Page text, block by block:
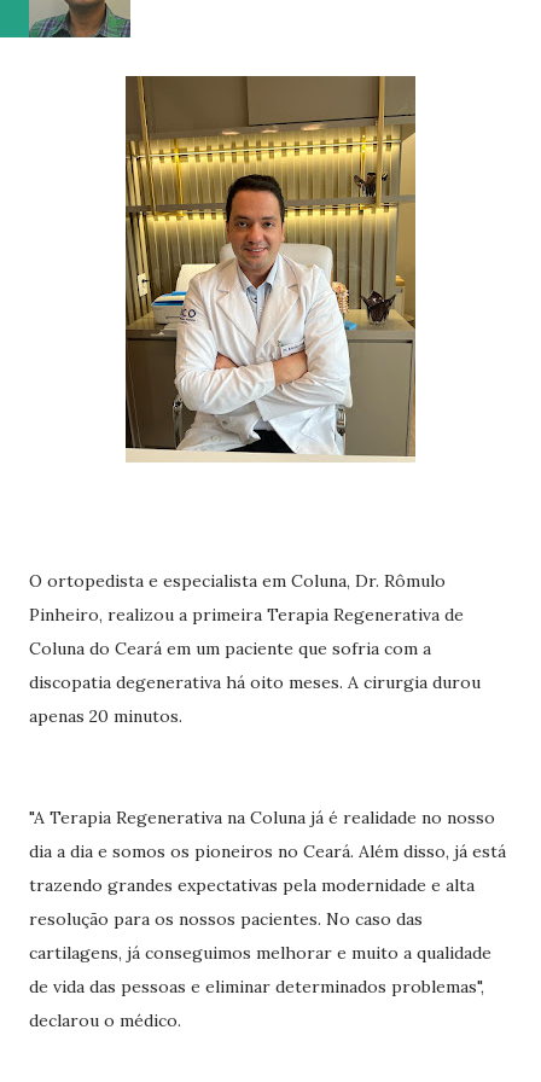
vaga na referência do ataque, com...
O ortopedista e especialista em Coluna, Dr. Rômulo
Pinheiro, realizou a primeira Terapia Regenerativa de
Coluna do Ceará em um paciente que sofria com a
discopatia degenerativa há oito meses. A cirurgia durou
apenas 20 minutos.
"A Terapia Regenerativa na Coluna já é realidade no nosso
dia a dia e somos os pioneiros no Ceará. Além disso, já está
trazendo grandes expectativas pela modernidade e alta
resolução para os nossos pacientes. No caso das
cartilagens, já conseguimos melhorar e muito a qualidade
de vida das pessoas e eliminar determinados problemas",
declarou o médico.